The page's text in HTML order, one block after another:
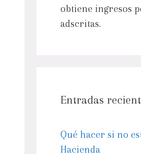
obtiene ingresos
adscritas.
Entradas
Qué hacer si no
Hacienda